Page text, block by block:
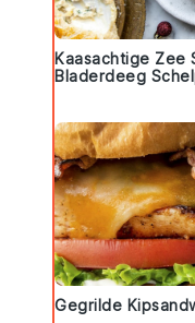
Kaasachtige Zee
Bladerdeeg
Gegrilde